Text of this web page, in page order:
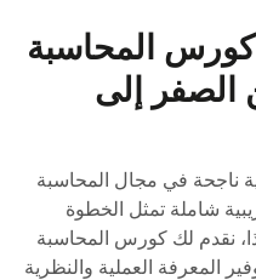
المحاسبة
الصفر إلى
ناجحة في مجال المحاسبة
شاملة تمثل الخطوة
نقدم لك كورس المحاسبة
المعرفة العملية والنظرية